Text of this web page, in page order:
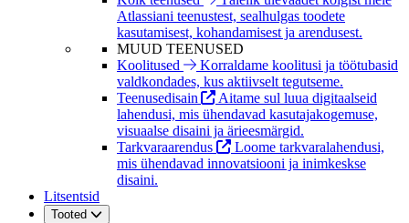
Atlassiani teenustest, sealhulgas toodete
kasutamisest, kohandamisest ja arendusest.
MUUD TEENUSED
Koolitused
Korraldame koolitusi ja töötubasid
valdkondades, kus aktiivselt tegutseme.
Teenusedisain
Aitame sul luua digitaalseid
lahendusi, mis ühendavad kasutajakogemuse,
visuaalse disaini ja ärieesmärgid.
Tarkvaraarendus
Loome tarkvaralahendusi,
mis ühendavad innovatsiooni ja inimkeskse
disaini.
Litsentsid
Tooted